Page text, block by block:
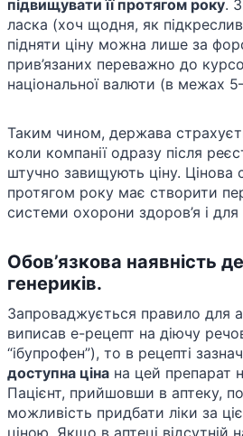
підвищувати її протягом року​.
ласка (хоч щодня, як
підняти ціну можна лише за
прив’язаних переважно до
національної валюти (в межах
Таким чином, держава
коли компанії одразу після
штучно завищують ціну. Цінова
протягом року має створити
системи охорони здоров’я і для
Обов’язкова наявність
генериків.
Запроваджується правило для
виписав е-рецепт на діючу
“ібупрофен”), то в рецепті
доступна ціна на цей препарат
Пацієнт, прийшовши в аптеку,
можливість придбати ліки за
ціною. Якщо в аптеці відсутній